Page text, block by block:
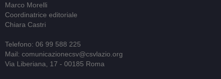
Marco Morelli
Coordinatrice editoriale
Chiara Castri
Telefono: 06 99 588 225
Mail: comunicazionecsv@csvlazio.org
Via Liberiana, 17 - 00185 Roma